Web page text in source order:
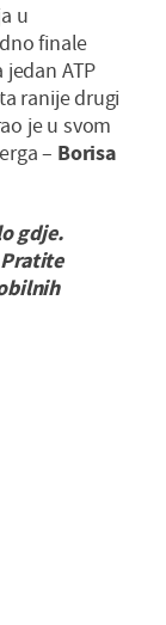
u
finale
ATP
ranije drugi
je u svom
– Borisa
gdje.